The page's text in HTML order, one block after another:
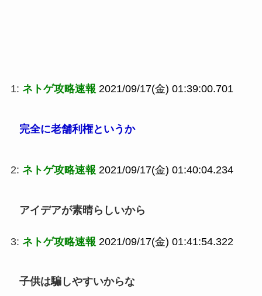
1: ネトゲ攻略速報 2021/09/17(金) 01:39:00.701
完全に老舗利権というか
2: ネトゲ攻略速報 2021/09/17(金) 01:40:04.234
アイデアが素晴らしいから
3: ネトゲ攻略速報 2021/09/17(金) 01:41:54.322
子供は騙しやすいからな